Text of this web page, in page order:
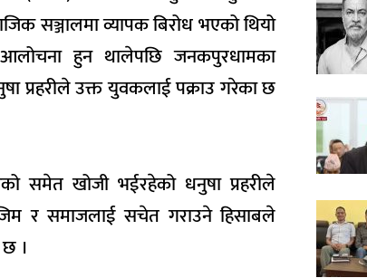
सञ्जालमा व्यापक बिरोध भएको थियो
आलोचना हुन थालेपछि जनकपुरधामका
प्रहरीले उक्त युवकलाई पक्राउ गरेका छ
समेत खोजी भईरहेको धनुषा प्रहरीले
र समाजलाई सचेत गराउने हिसाबले
।